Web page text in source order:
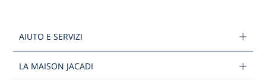
AIUTO E SERVIZI
LA MAISON JACADI